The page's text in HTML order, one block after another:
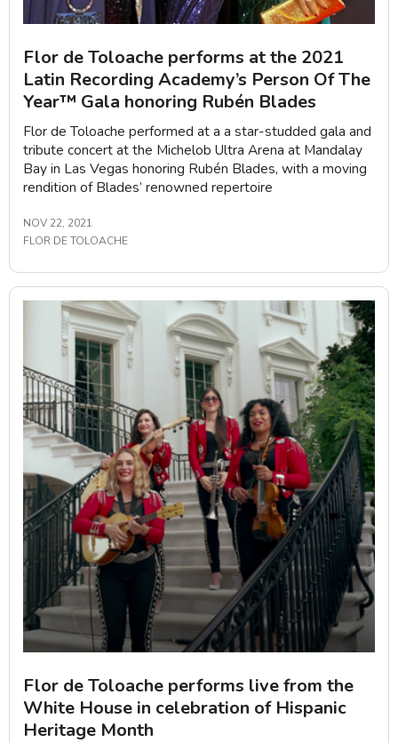
Flor de Toloache performs at the 2021
Latin Recording Academy’s Person Of The
Year™ Gala honoring Rubén Blades
Flor de Toloache performed at a a star-studded gala and
tribute concert at the Michelob Ultra Arena at Mandalay
Bay in Las Vegas honoring Rubén Blades, with a moving
rendition of Blades’ renowned repertoire
NOV 22, 2021
FLOR DE TOLOACHE
Flor de Toloache performs live from the
White House in celebration of Hispanic
Heritage Month